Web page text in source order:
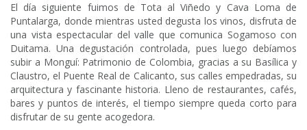
El día siguiente fuimos de Tota al Viñedo y Cava Loma de
Puntalarga, donde mientras usted degusta los vinos, disfruta de
una vista espectacular del valle que comunica Sogamoso con
Duitama. Una degustación controlada, pues luego debíamos
subir a Monguí: Patrimonio de Colombia, gracias a su Basílica y
Claustro, el Puente Real de Calicanto, sus calles empedradas, su
arquitectura y fascinante historia. Lleno de restaurantes, cafés,
bares y puntos de interés, el tiempo siempre queda corto para
disfrutar de su gente acogedora.